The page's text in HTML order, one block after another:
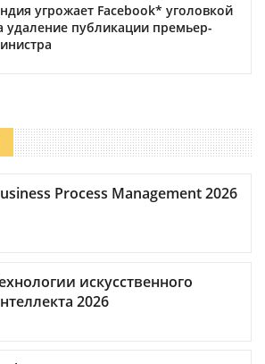
угрожает Facebook* уголовкой
удаление публикации премьер-
Process Management 2026
искусственного
2026